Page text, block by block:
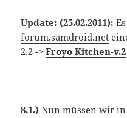
Update: (25.02.2011):
forum.samdroid.net
2.2 ->Froyo Kitchen-v.2
8.1.)Nun müssen wir